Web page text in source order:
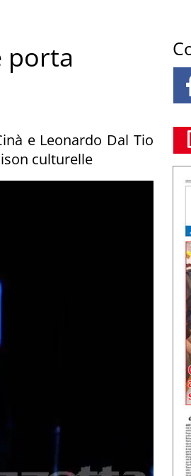
porta
e Leonardo Dal Tio
culturelle